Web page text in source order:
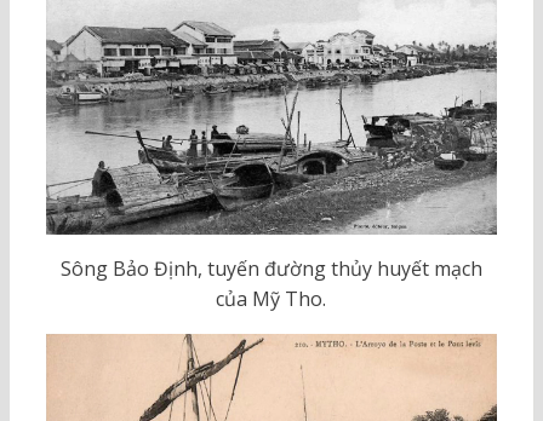
Sông Bảo Định, tuyến đường thủy huyết mạch
của Mỹ Tho.